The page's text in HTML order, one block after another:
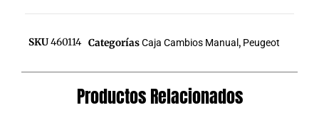
SKU460114 CategoríasCaja Cambios Manual , Peugeot
Productos Relacionados